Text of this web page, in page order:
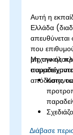
Αυτή η
Ελλάδα
απευθύνεται
που
μηχανικής
απόδοσης
Με την
Διάβασε